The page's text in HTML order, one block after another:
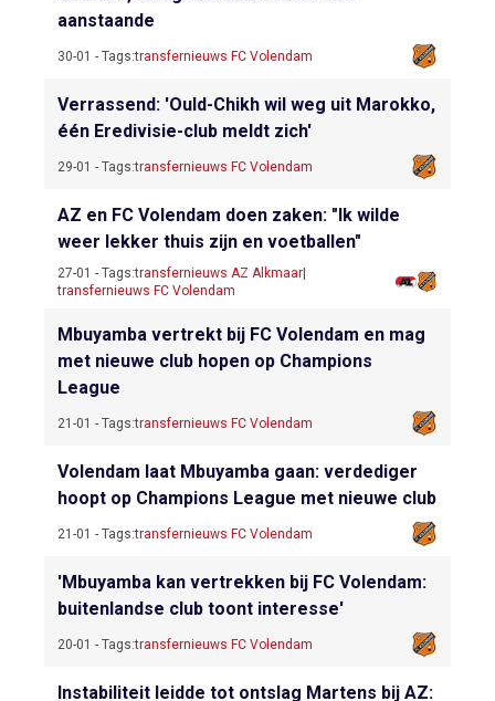
aanstaande
30-01 - Tags:transfernieuws FC Volendam
Verrassend: 'Ould-Chikh wil weg uit Marokko,
één Eredivisie-club meldt zich'
29-01 - Tags:transfernieuws FC Volendam
AZ en FC Volendam doen zaken: "Ik wilde
weer lekker thuis zijn en voetballen"
27-01 - Tags:transfernieuws AZ Alkmaar
transfernieuws FC Volendam
Mbuyamba vertrekt bij FC Volendam en mag
met nieuwe club hopen op Champions
League
21-01 - Tags:transfernieuws FC Volendam
Volendam laat Mbuyamba gaan: verdediger
hoopt op Champions League met nieuwe club
21-01 - Tags:transfernieuws FC Volendam
'Mbuyamba kan vertrekken bij FC Volendam:
buitenlandse club toont interesse'
20-01 - Tags:transfernieuws FC Volendam
Instabiliteit leidde tot ontslag Martens bij AZ: